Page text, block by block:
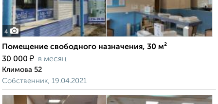
4
Помещение свободного назначения, 30 м²
30 000 ₽ в месяц
Климова 52
Собственник, 19.04.2021